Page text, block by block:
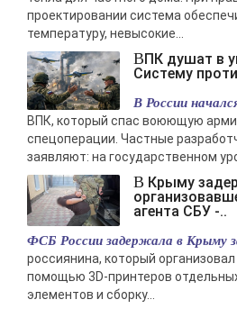
проектировании система
температуру, невысокие...
ВПК душат в угоду «своим»?
Систему
В России
ВПК, который спас воюющую
спецоперации. Частные
заявляют: на государственном
В Крыму задержали
агента СБУ -..
ФСБ России задержала в Крыму
россиянина, который
помощью 3D-принтеров
элементов и сборку...